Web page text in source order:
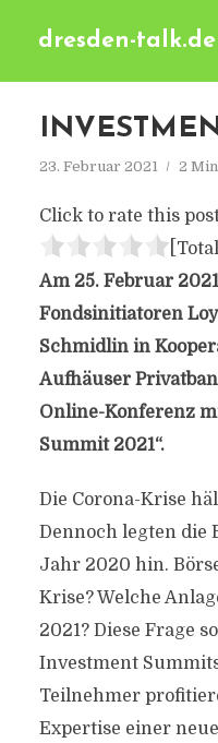
dresden-talk.de
23. Februar 2021 2
Click to rate this
Am 25. Februar
Fondsinitiatoren
Schmidlin in
Aufhäuser
Online-Konferenz
Summit 2021“.
Die Corona-Krise
Dennoch legten die
Jahr 2020 hin.
Krise? Welche
2021? Diese Frage
Investment
Teilnehmer
Expertise einer